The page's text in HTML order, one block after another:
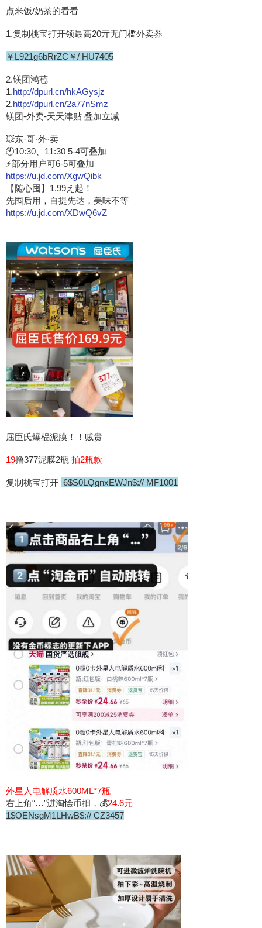
点米饭/奶茶的看看
1.复制桃宝打开领最高20亓无门槛外卖券
￥L921g6bRrZC￥/ HU7405
2.镁团鸿苞
1.http://dpurl.cn/hkAGysjz
2.http://dpurl.cn/2a77nSmz
镁团-外卖-天天津贴 叠加立减
💥东·哥·外·卖
🕙10:30、11:30 5-4可叠加
⚡部分用户可6-5可叠加
https://u.jd.com/XgwQibk
【随心囤】1.99え起！
先囤后用，自提先达，美味不等
https://u.jd.com/XDwQ6vZ
屈臣氏爆榀泥膜！！贼贵
19撸377泥膜2瓶 拍2瓶款
复制桃宝打开 6$S0LQgnxEWJn$:// MF1001
外星人电解质水600ML*7瓶
右上角“…”进淘惍币抇，💰24.6元
1$OENsgM1LHwB$:// CZ3457